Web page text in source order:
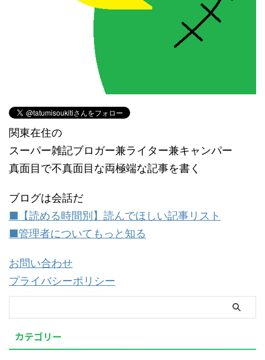
関東在住の
スーパー雑記ブロガー兼ライター兼キャンパー
真面目で不真面目な両極端な記事を書く
ブログは会話だ
■【読める時間別】読んでほしい記事リスト
■管理者についてもっと知る
お問い合わせ
プライバシーポリシー
カテゴリー